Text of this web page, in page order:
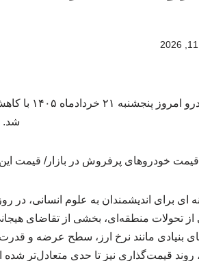
معاملات
شد.
ای برای اندیشمندان به علوم انسانی،
از تحولات منطقه‌ای، بخشی از تقاضای
بنیادی مانند نرخ ارز، سطح عرضه و
روند قیمت‌گذاری نیز تا حدی متعادل‌تر